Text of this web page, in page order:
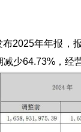
2025年年报，
少64.73%，